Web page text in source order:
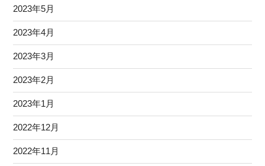
2023年5月
2023年4月
2023年3月
2023年2月
2023年1月
2022年12月
2022年11月